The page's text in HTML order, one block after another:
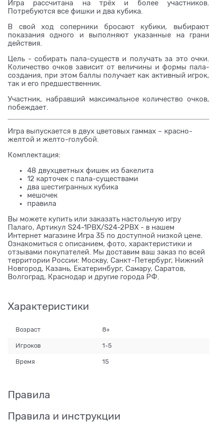
Игра раcсчитана на трёх и более участников.
Потребуются все фишки и два кубика.
В свой ход соперники бросают кубики, выбирают
показания одного и выполняют указанные на грани
действия.
Цель - собирать пала-существ и получать за это очки.
Количество очков зависит от величины и формы пала-
создания, при этом баллы получает как активный игрок,
так и его предшественник.
Участник, набравший максимальное количество очков,
побеждает.
Игра выпускается в двух цветовых гаммах – красно-
желтой и желто-голубой.
Комплектация:
48 двухцветных фишек из бакелита
12 карточек с пала-существами
два шестигранных кубика
мешочек
правила
Вы можете купить или заказать настольную игру
Палаго, Артикул S24-1PBX/S24-2PBX - в нашем
Интернет магазине Игра 35 по доступной низкой цене.
Ознакомиться с описанием, фото, характеристики и
отзывами покупателей. Мы доставим ваш заказ по всей
территории России: Москву, Санкт-Петербург, Нижний
Новгород, Казань, Екатеринбург, Самару, Саратов,
Волгоград, Краснодар и другие города РФ.
Характеристики
Возраст 8+
Игроков 1-5
Время 15
Правила
Правила и инструкции